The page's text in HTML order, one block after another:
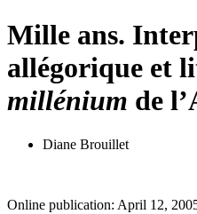
Mille ans.
allégorique et
millénium de
Diane Brouillet
Online publication: April 12,